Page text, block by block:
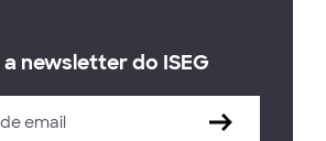
newsletter do ISEG